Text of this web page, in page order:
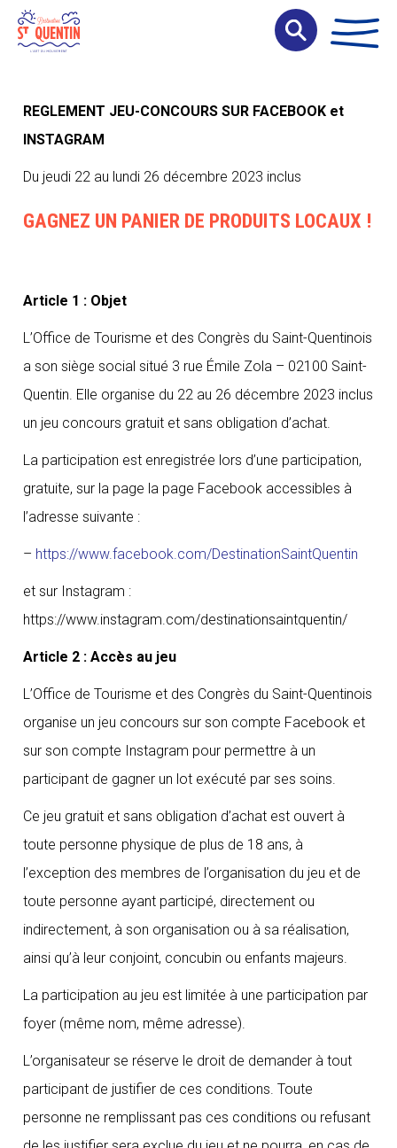
REGLEMENT JEU-CONCOURS SUR FACEBOOK et
INSTAGRAM
Du jeudi 22 au lundi 26 décembre 2023 inclus
GAGNEZ UN PANIER DE PRODUITS LOCAUX !
Article 1 : Objet
L’Office de Tourisme et des Congrès du Saint-Quentinois
a son siège social situé 3 rue Émile Zola – 02100 Saint-
Quentin. Elle organise du 22 au 26 décembre 2023 inclus
un jeu concours gratuit et sans obligation d’achat.
La participation est enregistrée lors d’une participation,
gratuite, sur la page la page Facebook accessibles à
l’adresse suivante :
– https://www.facebook.com/DestinationSaintQuentin
et sur Instagram :
https://www.instagram.com/destinationsaintquentin/
Article 2 : Accès au jeu
L’Office de Tourisme et des Congrès du Saint-Quentinois
organise un jeu concours sur son compte Facebook et
sur son compte Instagram pour permettre à un
participant de gagner un lot exécuté par ses soins.
Ce jeu gratuit et sans obligation d’achat est ouvert à
toute personne physique de plus de 18 ans, à
l’exception des membres de l’organisation du jeu et de
toute personne ayant participé, directement ou
indirectement, à son organisation ou à sa réalisation,
ainsi qu’à leur conjoint, concubin ou enfants majeurs.
La participation au jeu est limitée à une participation par
foyer (même nom, même adresse).
L’organisateur se réserve le droit de demander à tout
participant de justifier de ces conditions. Toute
personne ne remplissant pas ces conditions ou refusant
Panneau de gestion des cookies